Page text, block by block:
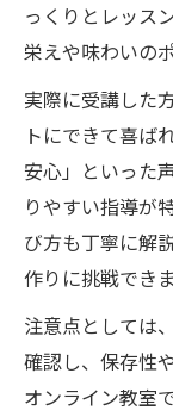
っくりとレッス
栄えや味わいの
実際に受講した
トにできて喜ば
安心」といった
りやすい指導が
び方も丁寧に解
作りに挑戦できま
注意点としては
確認し、保存性
オンライン教室